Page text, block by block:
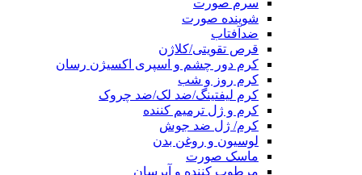
سرم صورت
شوینده صورت
ضدآفتاب
قرص تقویتی/کلاژن
کرم دور چشم و اسپری اکسیژن رسان
کرم روز و شب
کرم لیفتینگ/ضد لک/ضد چروک
کرم و ژل ترمیم کننده
کرم/ ژل ضد جوش
لوسیون و روغن بدن
ماسک صورت
مرطوب کننده و آبرسان